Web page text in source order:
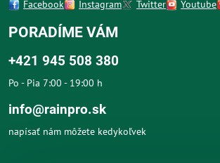
Facebook Instagram Twitter Youtube
PORADÍME VÁM
+421 945 508 380
Po - Pia 7:00 - 19:00 h
info@rainpro.sk
napísať nám môžete kedykoľvek